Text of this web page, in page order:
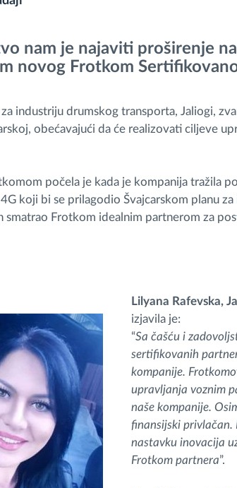
nadgledanje rute
funkcije
nam je najaviti proširenje
novog Frotkom
za industriju drumskog transporta, Jaliogi,
obećavajući da će realizovati ciljeve
počela je kada je kompanija tražila
koji bi se prilagodio Švajcarskom planu
smatrao Frotkom idealnim partnerom za
Lilyana Rafevska,
izjavila je:
“Sa čašću i
sertifikovanih
kompanije.
upravljanja voznim
naše kompanije.
finansijski privlačan.
nastavku inovacija
Frotkom partnera”.